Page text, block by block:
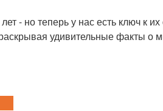
- но теперь у нас есть ключ к их
удивительные факты о